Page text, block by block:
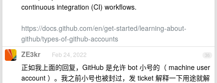
continuous integration (CI) workflows.
https://docs.github.com/en/get-started/learning-about-
github/types-of-github-accounts
36
ZE3kr Feb 24, 2022
正如我上面的回复，GitHub 是允许 bot 小号的（ machine user
account ）。我之前小号也被封过，发 ticket 解释一下用途就解